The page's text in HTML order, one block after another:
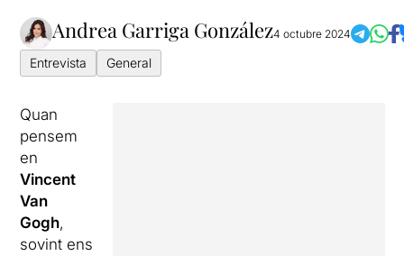
Andrea Garriga González4 octubre 2024
Entrevista General
Quan
pensem
en
Vincent
Van
Gogh,
sovint ens